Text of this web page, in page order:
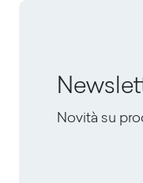
Novità su